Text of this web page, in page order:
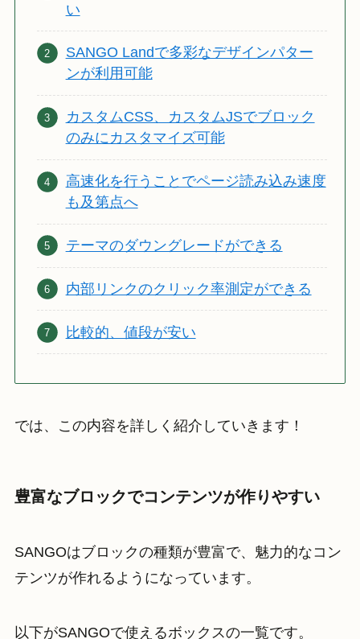
い
SANGO Landで多彩なデザインパター
ンが利用可能
カスタムCSS、カスタムJSでブロック
のみにカスタマイズ可能
高速化を行うことでページ読み込み速度
も及第点へ
テーマのダウングレードができる
内部リンクのクリック率測定ができる
比較的、値段が安い
では、この内容を詳しく紹介していきます！
豊富なブロックでコンテンツが作りやすい
SANGOはブロックの種類が豊富で、魅力的なコン
テンツが作れるようになっています。
以下がSANGOで使えるボックスの一覧です。